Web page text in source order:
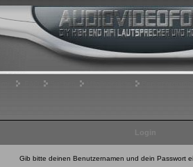
Gib bitte deinen Benutzernamen und dein Passwort